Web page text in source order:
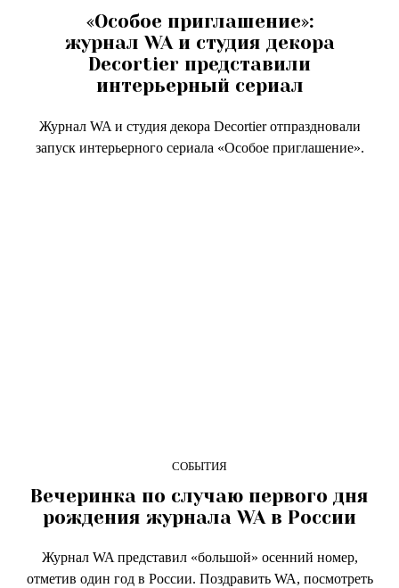
«Особое приглашение»:
журнал WA и студия декора
Decortier представили
интерьерный сериал
Журнал WA и студия декора Decortier отпраздновали
запуск интерьерного сериала «Особое приглашение».
СОБЫТИЯ
Вечеринка по случаю первого дня
рождения журнала WA в России
Журнал WA представил «большой» осенний номер,
отметив один год в России. Поздравить WA, посмотреть